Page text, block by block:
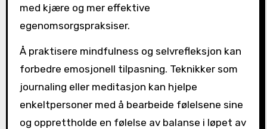
med kjære og mer effektive
egenomsorgspraksiser.
Å praktisere mindfulness og selvrefleksjon kan
forbedre emosjonell tilpasning. Teknikker som
journaling eller meditasjon kan hjelpe
enkeltpersoner med å bearbeide følelsene sine
og opprettholde en følelse av balanse i løpet av